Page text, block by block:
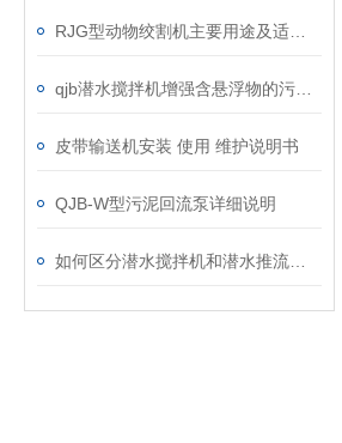
皮带输送机安装 使用 维护说明书
QJB-W型污泥回流泵详细说明